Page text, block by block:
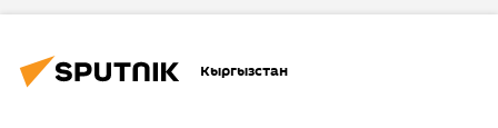
Туйгунаалы Абдраимов
Кыргызстан